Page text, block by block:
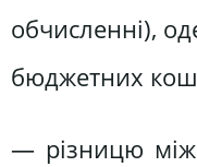
обчисленні),
бюджетних
— різницю